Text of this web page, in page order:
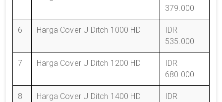
379.000
6 Harga Cover U Ditch 1000 HD
IDR
535.000
7 Harga Cover U Ditch 1200 HD
IDR
680.000
8 Harga Cover U Ditch 1400 HD
IDR